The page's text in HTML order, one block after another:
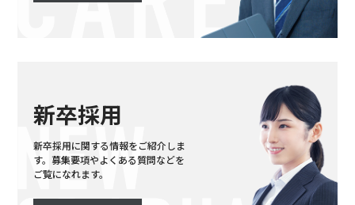
新卒採用
新卒採用に関する情報をご紹介しま
す。募集要項やよくある質問などを
ご覧になれます。